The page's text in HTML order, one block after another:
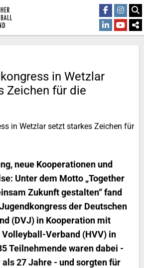
in Wetzlar
Zeichen für die
neue Kooperationen und
Unter dem Motto „Together
Zukunft gestalten“ fand
der Deutschen
(DVJ) in Kooperation mit
Verband (HVV) in
Teilnehmende waren dabei -
27 Jahre - und sorgten für